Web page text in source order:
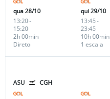
qua 28/10
13:20-
15:20
Direto
2h 00min
qui 29/10
13:45-
23:45
1 escala
10h 00min
ASU CGH